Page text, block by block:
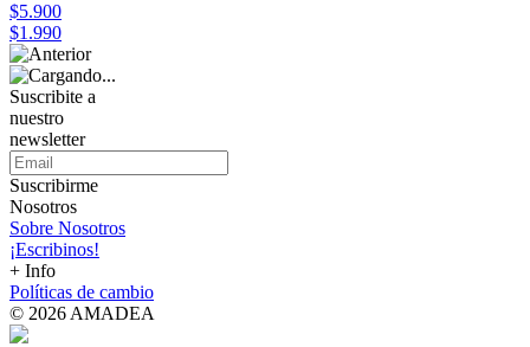
$5.900
$1.990
Suscribite a
nuestro
newsletter
Suscribirme
Nosotros
Sobre Nosotros
¡Escribinos!
+ Info
Políticas de cambio
© 2026 AMADEA